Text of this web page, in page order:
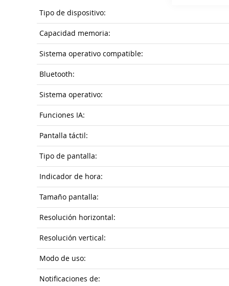
imágenes
Tipo de dispositivo:
Capacidad memoria:
Sistema operativo compatible:
Bluetooth:
Sistema operativo:
Funciones IA:
Pantalla táctil:
Tipo de pantalla:
Indicador de hora:
Tamaño pantalla:
Resolución horizontal:
Resolución vertical:
Modo de uso:
Notificaciones de: